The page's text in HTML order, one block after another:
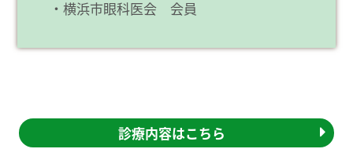
横浜市眼科医会 会員
診療内容はこちら